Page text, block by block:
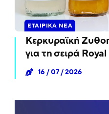
ΕΤΑΙΡΙΚΆ ΝΈΑ
Κερκυραϊκή
για τη σειρά
16 / 07 / 2026